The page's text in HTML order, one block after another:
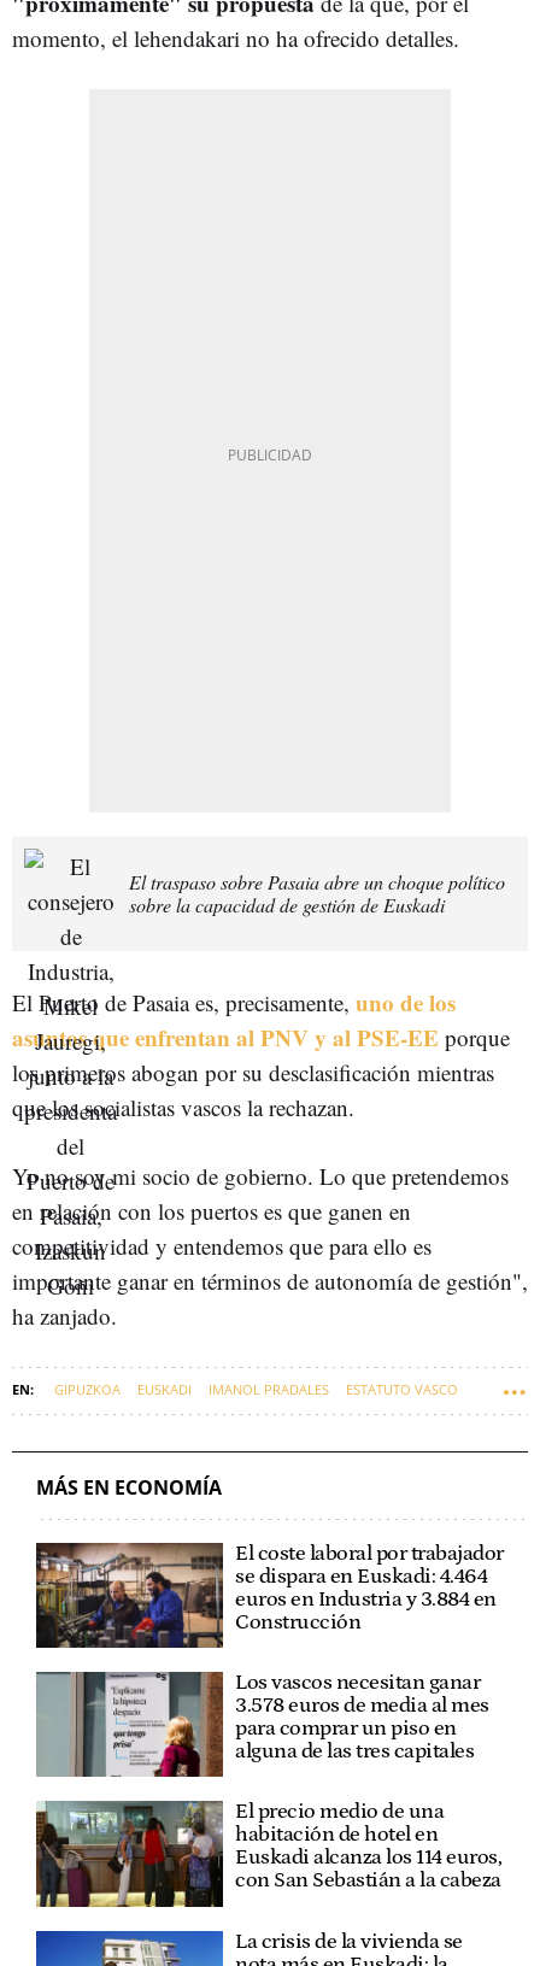
momento, el lehendakari no ha ofrecido detalles.
El traspaso sobre Pasaia abre un choque político
sobre la capacidad de gestión de Euskadi
El Puerto de Pasaia es, precisamente, uno de los
asuntos que enfrentan al PNV y al PSE-EE porque
los primeros abogan por su desclasificación mientras
que los socialistas vascos la rechazan.
Yo no soy mi socio de gobierno. Lo que pretendemos
en relación con los puertos es que ganen en
competitividad y entendemos que para ello es
importante ganar en términos de autonomía de gestión",
ha zanjado.
GIPUZKOA EUSKADI IMANOL PRADALES ESTATUTO VASCO
MÁS EN ECONOMÍA
El coste laboral por trabajador
se dispara en Euskadi: 4.464
euros en Industria y 3.884 en
Construcción
Los vascos necesitan ganar
3.578 euros de media al mes
para comprar un piso en
alguna de las tres capitales
El precio medio de una
habitación de hotel en
Euskadi alcanza los 114 euros,
con San Sebastián a la cabeza
La crisis de la vivienda se